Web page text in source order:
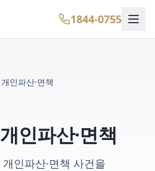
1844-0755
개인파산·면책
개인파산·면책
개인파산·면책 사건을